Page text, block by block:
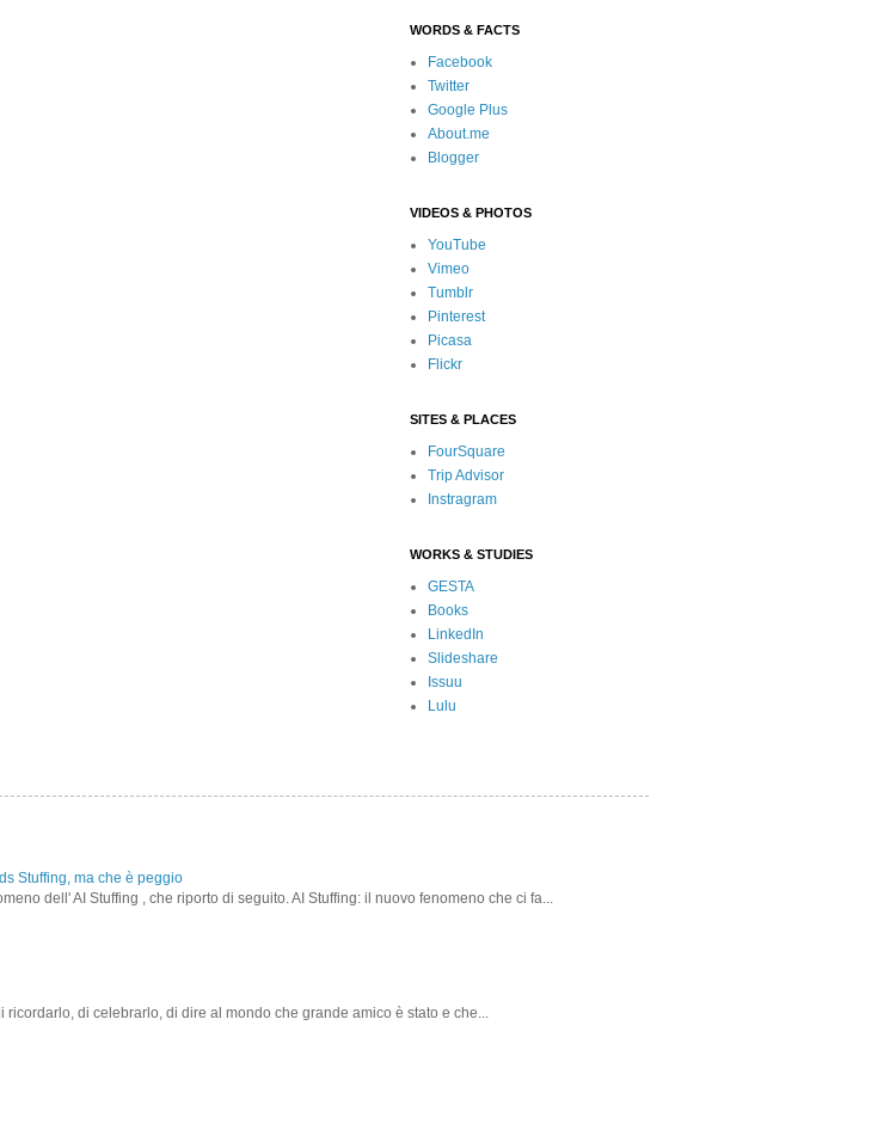
WORDS & FACTS
Facebook
Twitter
Google Plus
About.me
Blogger
VIDEOS & PHOTOS
YouTube
Vimeo
Tumblr
Pinterest
Picasa
Flickr
SITES & PLACES
FourSquare
Trip Advisor
Instragram
WORKS & STUDIES
GESTA
Books
LinkedIn
Slideshare
Issuu
Lulu
Stuffing, ma che è peggio
dell' AI Stuffing , che riporto di seguito. AI Stuffing: il nuovo fenomeno che ci fa...
di celebrarlo, di dire al mondo che grande amico è stato e che...